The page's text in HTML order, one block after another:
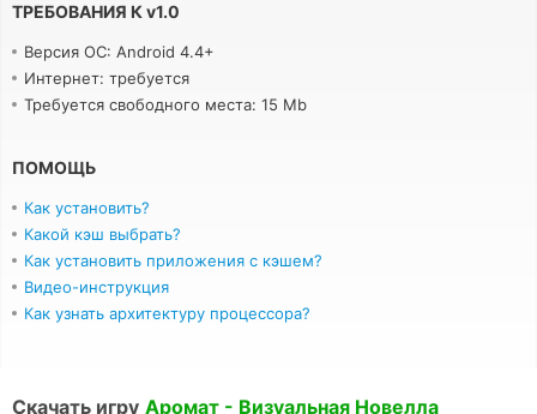
ТРЕБОВАНИЯ К v1.0
Версия ОС: Android 4.4+
Интернет: требуется
Требуется свободного места: 15 Mb
ПОМОЩЬ
Как установить?
Какой кэш выбрать?
Как установить приложения с кэшем?
Видео-инструкция
Как узнать архитектуру процессора?
Скачать игру Аромат - Визуальная Новелла